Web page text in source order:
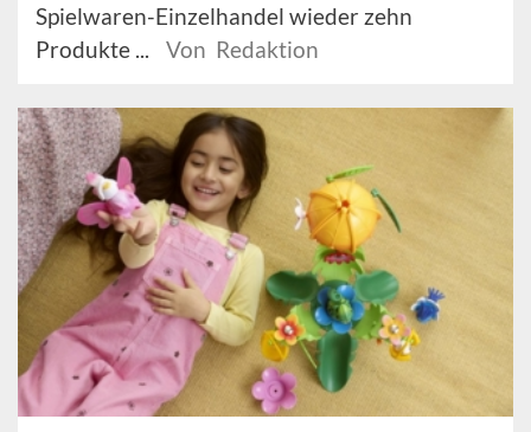
Spielwaren-Einzelhandel wieder zehn
Produkte ...
Von Redaktion